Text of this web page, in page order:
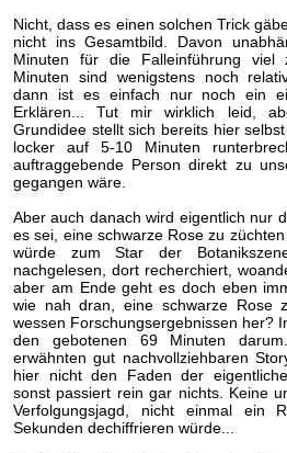
Nicht, dass es einen solchen Trick
nicht ins Gesamtbild. Davon
Minuten für die Falleinführung
Minuten sind wenigstens noch
dann ist es einfach nur noch ein
Erklären... Tut mir wirklich leid,
Grundidee stellt sich bereits hier
locker auf 5-10 Minuten
auftraggebende Person direkt zu
gegangen wäre.
Aber auch danach wird eigentlich nur
es sei, eine schwarze Rose zu
würde zum Star der
nachgelesen, dort recherchiert,
aber am Ende geht es doch eben
wie nah dran, eine schwarze Rose
wessen Forschungsergebnissen her?
den gebotenen 69 Minuten
erwähnten gut nachvollziehbaren
hier nicht den Faden der
sonst passiert rein gar nichts. Keine
Verfolgungsjagd, nicht einmal ein
Sekunden dechiffrieren würde...